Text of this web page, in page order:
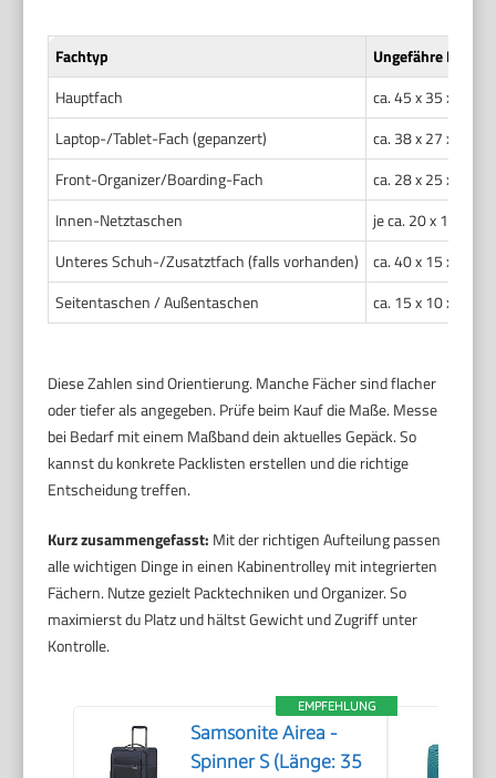
Fachtyp
Ungefähre Maße
Hauptfach
ca. 45 x 35 x 20
Laptop-/Tablet-Fach (gepanzert)
ca. 38 x 27 x 3–5
Front-Organizer/Boarding-Fach
ca. 28 x 25 x 6 cm
Innen-Netztaschen
je ca. 20 x 15 x 3
Unteres Schuh-/Zusatztfach (falls vorhanden)
ca. 40 x 15 x 10
Seitentaschen / Außentaschen
ca. 15 x 10 x 3 cm
Diese Zahlen sind Orientierung. Manche Fächer sind flacher
oder tiefer als angegeben. Prüfe beim Kauf die Maße. Messe
bei Bedarf mit einem Maßband dein aktuelles Gepäck. So
kannst du konkrete Packlisten erstellen und die richtige
Entscheidung treffen.
Kurz zusammengefasst: Mit der richtigen Aufteilung passen
alle wichtigen Dinge in einen Kabinentrolley mit integrierten
Fächern. Nutze gezielt Packtechniken und Organizer. So
maximierst du Platz und hältst Gewicht und Zugriff unter
Kontrolle.
EMPFEHLUNG
Samsonite Airea -
Spinner S (Länge: 35